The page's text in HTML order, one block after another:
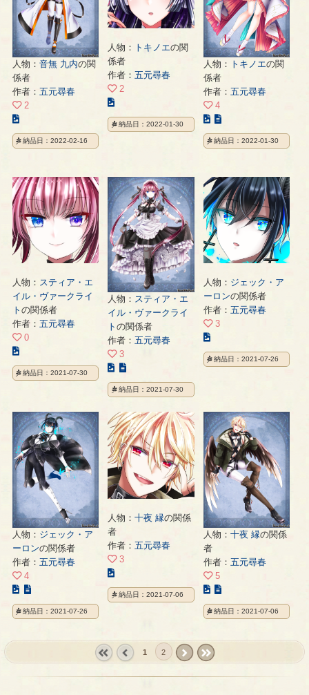
ジ
人物： 音無 九内の関
係者
作者： 五元尋春
2
の
イ
ト
の
ペ
ー
ジ
納品日：2022-02-16
人物： トキノエの関
係者
作者：五元尋春
2
の
イ
の
ペ
ー
ジ
納品日：2022-01-30
人物： トキノエの関
係者
作者： 五元尋春
4
の
イ
ト
の
ペ
ー
ジ
納品日：2022-01-30
人物： スティア・エ
イル・ヴァークライ
ト の関係者
作者： 五元尋春
0
の
イ
ト
の
ペ
ー
ジ
納品日：2021-07-30
人物： スティア・エ
イル・ヴァークライ
トの関係者
作者：五元尋春
3
の
イ
ス
ト
の
ペ
ー
ジ
納品日：2021-07-30
人物： ジェック・ア
ーロンの関係者
作者： 五元尋春
3
の
イ
の
ペ
ー
ジ
納品日：2021-07-26
人物： ジェック・ア
ーロンの関係者
作者： 五元尋春
4
の
イ
納品日：2021-07-26
人物：十夜 縁の関係
者
作者：五元尋春
3
の
イ
ト
の
納品日：2021-07-06
人物： 十夜 縁の関係
者
作者： 五元尋春
5
の
イ
納品日：2021-07-06
1 2